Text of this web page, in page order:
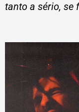
tanto a sério, se